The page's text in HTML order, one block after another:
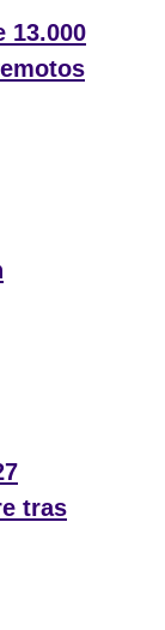
13.000
tras